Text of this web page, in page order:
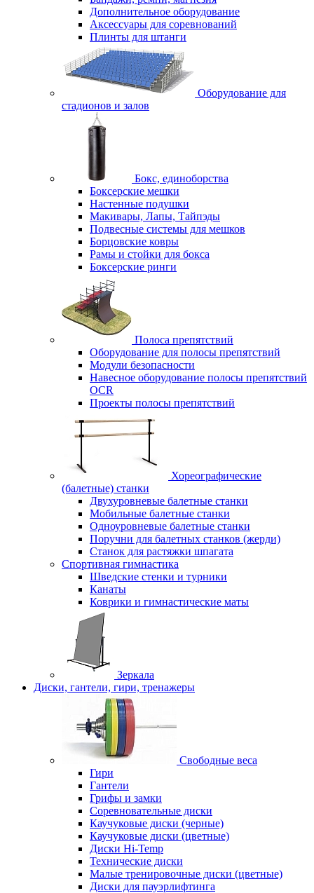
Дополнительное оборудование
Аксессуары для соревнований
Плинты для штанги
Оборудование для
стадионов и залов
Бокс, единоборства
Боксерские мешки
Настенные подушки
Макивары, Лапы, Тайпэды
Подвесные системы для мешков
Борцовские ковры
Рамы и стойки для бокса
Боксерские ринги
Полоса препятствий
Оборудование для полосы препятствий
Модули безопасности
Навесное оборудование полосы препятствий
OCR
Проекты полосы препятствий
Хореографические
(балетные) станки
Двухуровневые балетные станки
Мобильные балетные станки
Одноуровневые балетные станки
Поручни для балетных станков (жерди)
Станок для растяжки шпагата
Спортивная гимнастика
Шведские стенки и турники
Канаты
Коврики и гимнастические маты
Зеркала
Диски, гантели, гири, тренажеры
Свободные веса
Гири
Гантели
Грифы и замки
Соревновательные диски
Каучуковые диски (черные)
Каучуковые диски (цветные)
Диски Hi-Temp
Технические диски
Малые тренировочные диски (цветные)
Диски для пауэрлифтинга